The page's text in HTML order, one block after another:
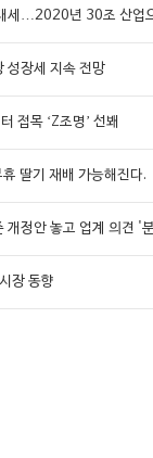
세…2020년 30조 산업
성장세 지속 전망
접목 ‘Z조명’ 선봬
딸기 재배 가능해진다.
개정안 놓고 업계 의견 '
장 동향